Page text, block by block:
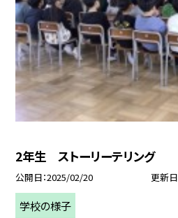
2年生 ストーリーテリング
公開日 2025/02/20 更新日
学校の様子